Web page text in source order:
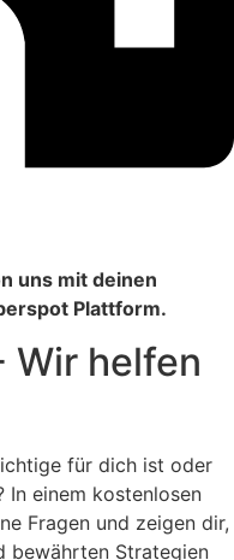
uns mit deinen
Plattform.
Wir helfen
für dich ist oder
In einem kostenlosen
Fragen und zeigen dir,
bewährten Strategien